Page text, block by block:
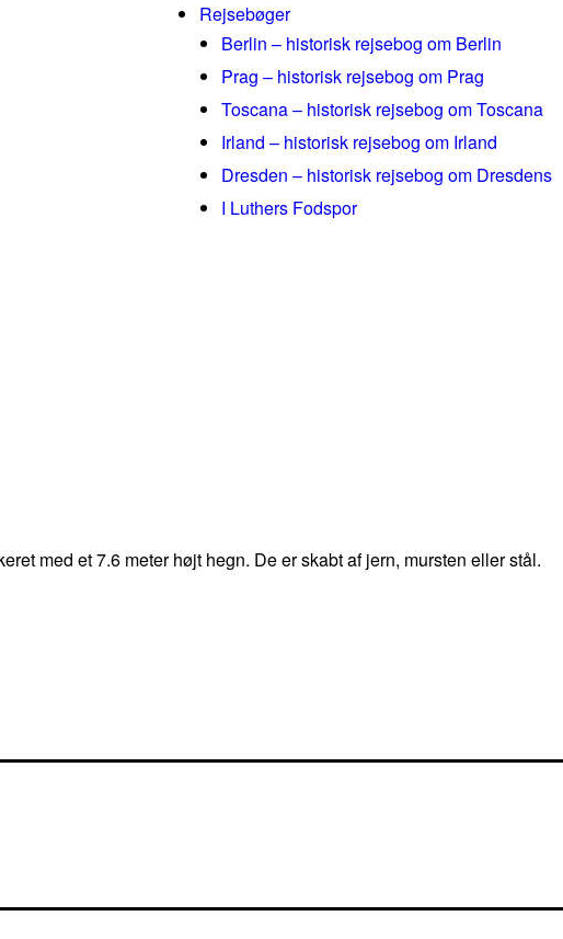
Rejsebøger
Berlin – historisk rejsebog om Berlin
Prag – historisk rejsebog om Prag
Toscana – historisk rejsebog om Toscana
Irland – historisk rejsebog om Irland
Dresden – historisk rejsebog om Dresdens
I Luthers Fodspor
med et 7.6 meter højt hegn. De er skabt af jern, mursten eller stål.